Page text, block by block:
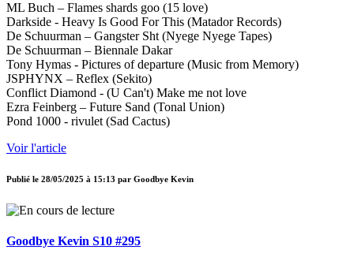
ML Buch – Flames shards goo (15 love)
Darkside - Heavy Is Good For This (Matador Records)
De Schuurman – Gangster Sht (Nyege Nyege Tapes)
De Schuurman – Biennale Dakar
Tony Hymas - Pictures of departure (Music from Memory)
JSPHYNX – Reflex (Sekito)
Conflict Diamond - (U Can't) Make me not love
Ezra Feinberg – Future Sand (Tonal Union)
Pond 1000 - rivulet (Sad Cactus)
Voir l'article
Publié le 28/05/2025 à 15:13 par Goodbye Kevin
Goodbye Kevin S10 #295